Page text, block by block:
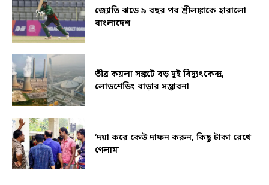
জ্যোতি ঝড়ে ৯ বছর পর শ্রীলঙ্কাকে হারালো
বাংলাদেশ
তীব্র কয়লা সঙ্কটে বড় দুই বিদ্যুৎকেন্দ্র,
লোডশেডিং বাড়ার সম্ভাবনা
‘দয়া করে কেউ দাফন করুন, কিছু টাকা রেখে
গেলাম’